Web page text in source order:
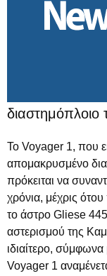
διαστημόπλοιο
Το Voyager 1, που
απομακρυσμένο
πρόκειται να
χρόνια, μέχρις
το άστρο Gliese
αστερισμού της
ιδιαίτερο,
Voyager 1